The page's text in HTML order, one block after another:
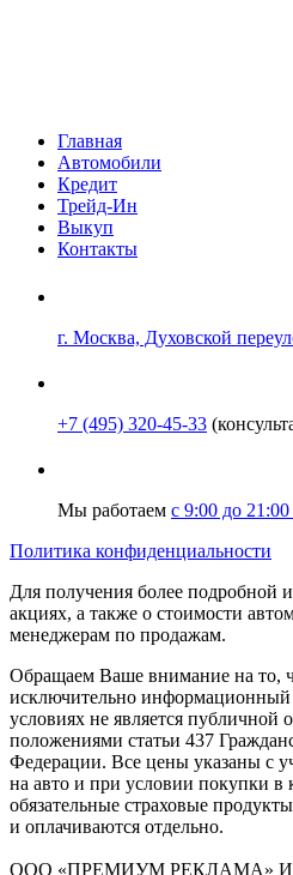
Главная
Автомобили
Кредит
Трейд-Ин
Выкуп
Контакты
г. Москва, Духовской
+7 (495) 320-45-33
Мы работаем с 9:00 до 21:00
Политика конфиденциальности
Для получения более подробной
акциях, а также о стоимости
менеджерам по продажам.
Обращаем Ваше внимание на то,
исключительно информационный
условиях не является публичной
положениями статьи 437
Федерации. Все цены указаны с
на авто и при условии покупки в
обязательные страховые
и оплачиваются отдельно.
ООО «ПРЕМИУМ РЕКЛАМА»